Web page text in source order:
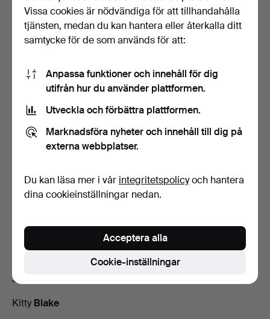
Richard Björklund (1897–1974)
RichardBjörklund (1897–1974)
Björklund (1939–2018)
Gunnar "Gebbe"Björkman (född 1945)
Dawid Björn Dawidsson (född 1949)
TheodorBjörnström (1890–1959)
ActonBjørn
ElizabethBlackadder
Johan
KittyBlake
Vissa cookies är nödvändiga för att tillhandahålla
tjänsten, medan du kan hantera eller återkalla ditt
samtycke för de som används för att:
Anpassa funktioner och innehåll för dig
utifrån hur du använder plattformen.
Utveckla och förbättra plattformen.
Marknadsföra nyheter och innehåll till dig på
externa webbplatser.
Du kan läsa mer i vår integritetspolicyoch hantera
dina cookieinställningar nedan.
Cookie-inställningar
Acceptera alla